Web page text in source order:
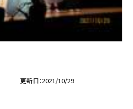
更新日 2021/10/29